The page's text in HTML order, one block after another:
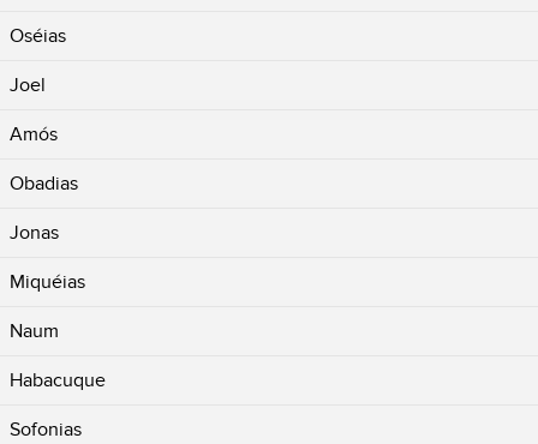
Oséias
Joel
Amós
Obadias
Jonas
Miquéias
Naum
Habacuque
Sofonias